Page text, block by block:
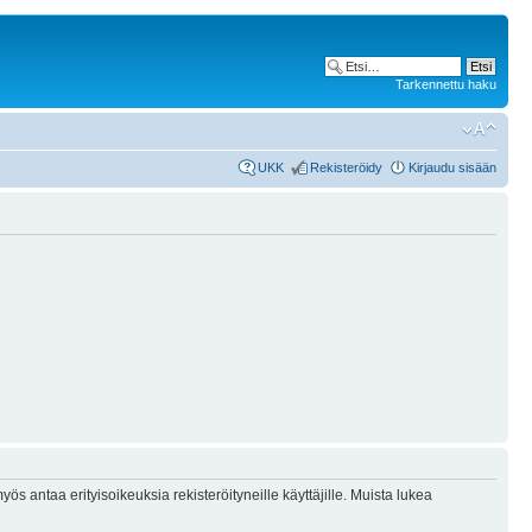
Tarkennettu haku
UKK Rekisteröidy Kirjaudu sisään
antaa erityisoikeuksia rekisteröityneille käyttäjille. Muista lukea